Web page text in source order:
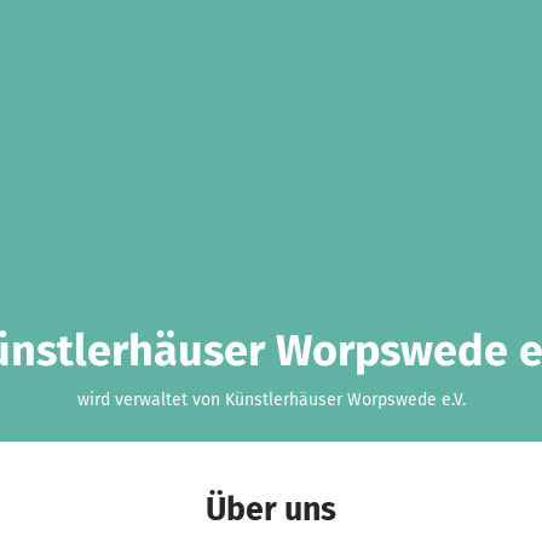
Worpswede
wird verwaltet von Künstlerhäuser Worpswede e.V.
Über uns